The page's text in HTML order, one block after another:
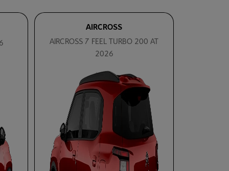
AIRCROSS
AIRCROSS 7 FEEL TURBO 200 AT
2026